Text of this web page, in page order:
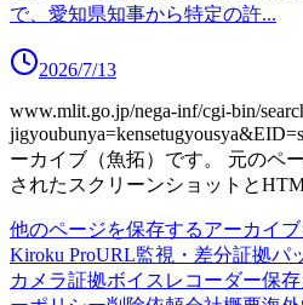
で、愛知県知事から特定の許...
2026/7/13
www.mlit.go.jp/nega-inf/cgi-bin/
ーカイブ（魚拓）です。
元のペ
されたスクリーンショットと
他のページを保存するアーカイ
Kiroku ProURL監視・差分証拠パ
カメラ証拠ボイスレコーダー保